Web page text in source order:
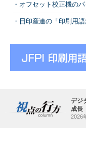
オフセット校正機の
日印産連の「印刷用
デジ
成長
2026